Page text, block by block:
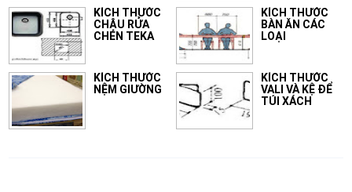
KÍCH THƯỚC
CHẬU RỬA
CHÉN TEKA
KÍCH THƯỚC
BÀN ĂN CÁC
LOẠI
KÍCH THƯỚC
NỆM GIƯỜNG
KÍCH THƯỚC
VALI VÀ KỆ ĐỂ
TÚI XÁCH